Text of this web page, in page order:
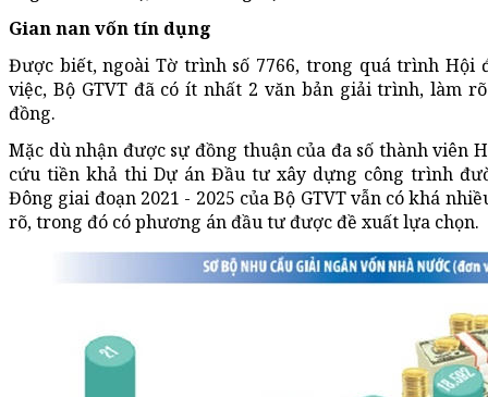
Gian nan vốn tín dụng
Được biết, ngoài Tờ trình số 7766, trong quá trình Hội
việc, Bộ GTVT đã có ít nhất 2 văn bản giải trình, làm
đồng.
Mặc dù nhận được sự đồng thuận của đa số thành viên
cứu tiền khả thi Dự án Đầu tư xây dựng công trình
Đông giai đoạn 2021 - 2025 của Bộ GTVT vẫn có khá
rõ, trong đó có phương án đầu tư được đề xuất lựa chọn.